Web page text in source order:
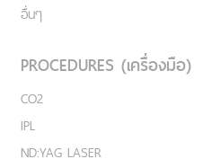
อื่นๆ
PROCEDURES (เครื่องมือ)
CO2
IPL
ND:YAG LASER